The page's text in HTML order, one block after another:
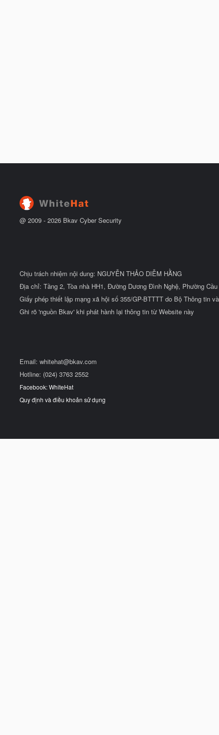
@ 2009 - 2026 Bkav Cyber Security
Chịu trách nhiệm nội dung: NGUYỄN THẢO DIỄM HẰNG
Địa chỉ: Tầng 2, Tòa nhà HH1, Đường Dương Đình Nghệ, Phường
Giấy phép thiết lập mạng xã hội số 355/GP-BTTTT do Bộ Thông tin
Ghi rõ 'nguồn Bkav' khi phát hành lại thông tin từ Website này
Email: whitehat@bkav.com
Hotline: (024) 3763 2552
Facebook: WhiteHat
Quy định và điều khoản sử dụng